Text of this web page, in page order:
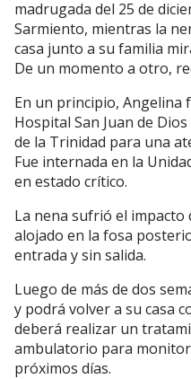
madrugada del 25 de
Sarmiento, mientras la
casa junto a su familia
De un momento a otro,
En un principio, Angelina
Hospital San Juan de
de la Trinidad para una
Fue internada en la
en estado crítico.
La nena sufrió el impacto
alojado en la fosa
entrada y sin salida.
Luego de más de dos
y podrá volver a su casa
deberá realizar un
ambulatorio para
próximos días.